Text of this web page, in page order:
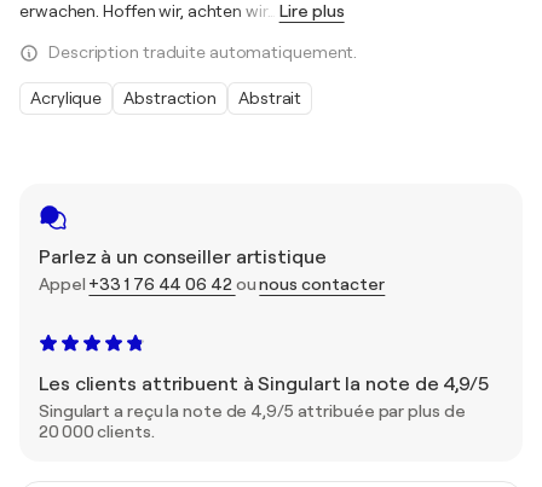
Parlez à un conseiller artistique
Appel +33 1 76 44 06 42 ounous contacter
Les clients attribuent à Singulart la note de 4,9/5
Singulart a reçu la note de 4,9/5 attribuée par plus de
20 000 clients.
erwachen. Hoffen wir, achten wir… Lire plus
Description traduite automatiquement.
Acrylique Abstraction Abstrait